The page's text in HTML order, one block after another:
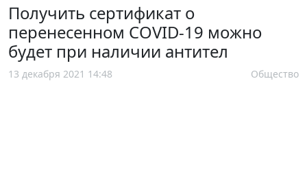
Получить сертификат о
перенесенном COVID-19 можно
будет при наличии антител
13 декабря 2021 14:48 Общество